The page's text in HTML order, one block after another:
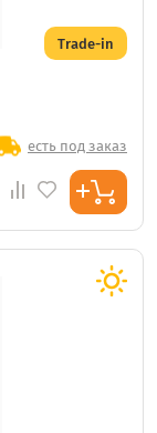
Trade-in
есть под заказ